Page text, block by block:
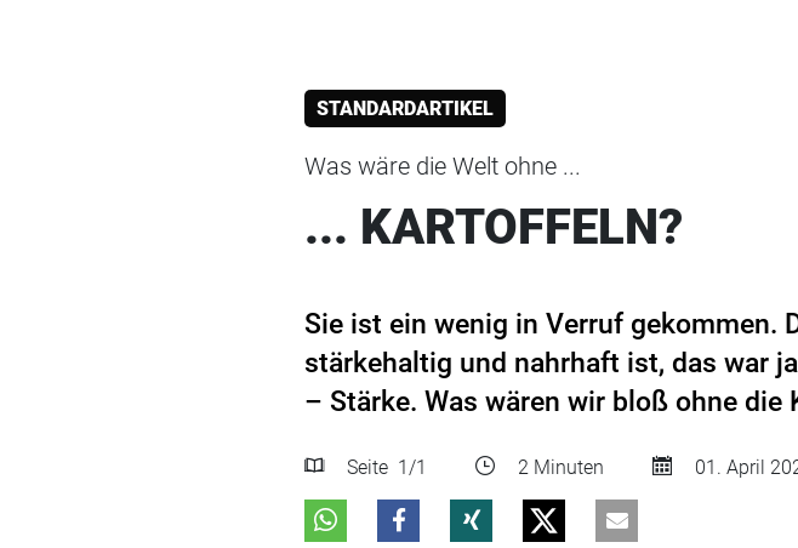
STANDARDARTIKEL
Was wäre die Welt ohne ...
... KARTOFFELN?
Sie ist ein wenig in Verruf gekommen.
stärkehaltig und nahrhaft ist, das war
– Stärke. Was wären wir bloß ohne die
Seite 1 /1 2 Minuten 01. April